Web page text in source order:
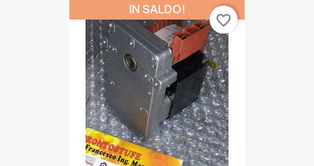
IN SALDO!
favorite_border